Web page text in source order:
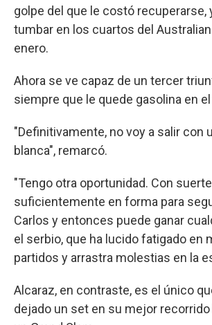
golpe del que le costó recuperarse,
tumbar en los cuartos del
enero.
Ahora se ve capaz de un tercer
siempre que le quede gasolina en
"Definitivamente, no voy a salir con
blanca", remarcó.
"Tengo otra oportunidad. Con
suficientemente en forma para
Carlos y entonces puede ganar
el serbio, que ha lucido fatigado en
partidos y arrastra molestias en la
Alcaraz, en contraste, es el único
dejado un set en su mejor recorrido